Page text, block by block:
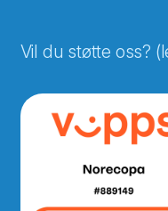
Vil du støtte oss?